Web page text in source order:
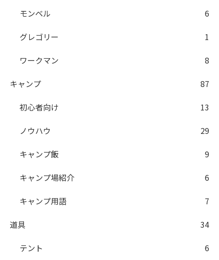
モンベル
6
グレゴリー
1
ワークマン
8
キャンプ
87
初心者向け
13
ノウハウ
29
キャンプ飯
9
キャンプ場紹介
6
キャンプ用語
7
道具
34
テント
6